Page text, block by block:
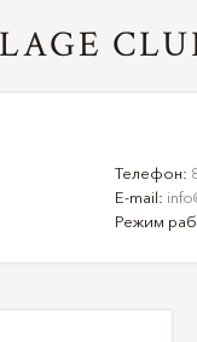
Телефон:
E-mail:
Режим